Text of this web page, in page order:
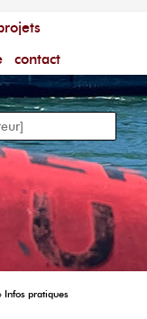
contact
– [Un poing c'est
Infos pratiques